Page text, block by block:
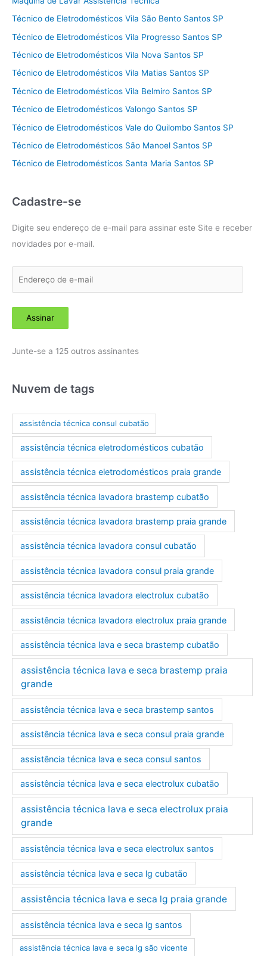
Técnico de Eletrodomésticos Vila São Bento Santos SP
Técnico de Eletrodomésticos Vila Progresso Santos SP
Técnico de Eletrodomésticos Vila Nova Santos SP
Técnico de Eletrodomésticos Vila Matias Santos SP
Técnico de Eletrodomésticos Vila Belmiro Santos SP
Técnico de Eletrodomésticos Valongo Santos SP
Técnico de Eletrodomésticos Vale do Quilombo Santos SP
Técnico de Eletrodomésticos São Manoel Santos SP
Técnico de Eletrodomésticos Santa Maria Santos SP
Cadastre-se
Digite seu endereço de e-mail para assinar este Site e receber
novidades por e-mail.
d
e
o
e
a
Assinar
Junte-se a 125 outros assinantes
Nuvem de tags
assistência técnica consul cubatão
assistência técnica eletrodomésticos cubatão
assistência técnica eletrodomésticos praia grande
assistência técnica lavadora brastemp cubatão
assistência técnica lavadora brastemp praia grande
assistência técnica lavadora consul cubatão
assistência técnica lavadora consul praia grande
assistência técnica lavadora electrolux cubatão
assistência técnica lavadora electrolux praia grande
assistência técnica lava e seca brastemp cubatão
assistência técnica lava e seca brastemp praia
grande
assistência técnica lava e seca brastemp santos
assistência técnica lava e seca consul praia grande
assistência técnica lava e seca consul santos
assistência técnica lava e seca electrolux cubatão
assistência técnica lava e seca electrolux praia
grande
assistência técnica lava e seca electrolux santos
assistência técnica lava e seca lg cubatão
assistência técnica lava e seca lg praia grande
assistência técnica lava e seca lg santos
assistência técnica lava e seca lg são vicente